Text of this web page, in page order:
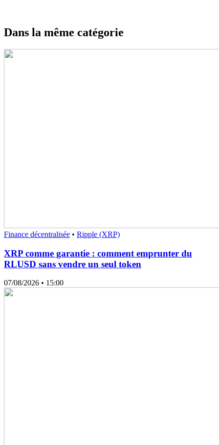
Dans la même catégorie
Finance décentralisée • Ripple (XRP)
XRP comme garantie : comment emprunter du
RLUSD sans vendre un seul token
07/08/2026 • 15:00